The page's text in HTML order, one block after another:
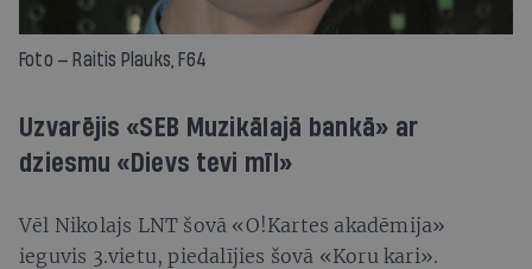
Foto — Raitis Plauks, F64
Uzvarējis «SEB Muzikālajā bankā» ar
dziesmu «Dievs tevi mīl»
Vēl Nikolajs LNT šovā «O!Kartes akadēmija»
ieguvis 3.vietu, piedalījies šovā «Koru kari».